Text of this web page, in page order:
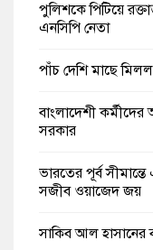
পুলিশকে পিটিয়ে
এনসিপি নেতা
পাঁচ দেশি মাছে
বাংলাদেশী
সরকার
ভারতের পূর্ব
সজীব ওয়াজেদ জয়
সাকিব আল হাসানের